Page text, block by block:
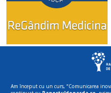
Am început cu un curs, “Comunicarea